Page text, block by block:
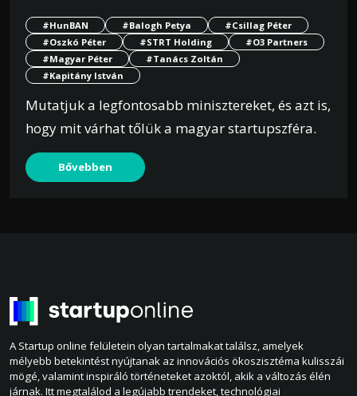
#HunBAN #Balogh Petya
#Csillag Péter
#Oszkó Péter
#STRT Holding
#O3 Partners
#Magyar Péter
#Tanács Zoltán
#Kapitány István
Mutatjuk a legfontosabb minisztereket, és azt is,
hogy mit várhat tőlük a magyar startupszféra.
Bővebben
A Startup online felületein olyan tartalmakat találsz, amelyek
mélyebb betekintést nyújtanak az innovációs ökoszisztéma kulisszái
mögé, valamint inspiráló történeteket azoktól, akik a változás élén
járnak. Itt megtalálod a legújabb trendeket, technológiai